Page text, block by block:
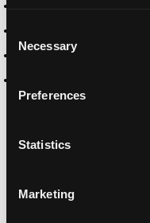
Consent
Selection
Necessary
Preferences
Statistics
Marketing
Verladung für